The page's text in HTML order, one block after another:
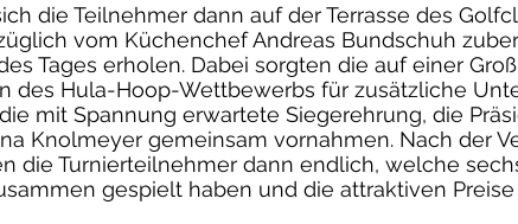
die Teilnehmer dann auf der Terrasse des
vom Küchenchef Andreas Bundschuh
Tages erholen. Dabei sorgten die auf einer
des Hula-Hoop-Wettbewerbs für zusätzliche
mit Spannung erwartete Siegerehrung, die
Knolmeyer gemeinsam vornahmen. Nach der
die Turnierteilnehmer dann endlich, welche
gespielt haben und die attraktiven